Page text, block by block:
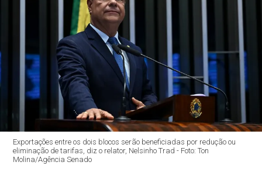
Exportações entre os dois blocos serão beneficiadas por redução ou
eliminação de tarifas, diz o relator, Nelsinho Trad - Foto: Ton
Molina/Agência Senado